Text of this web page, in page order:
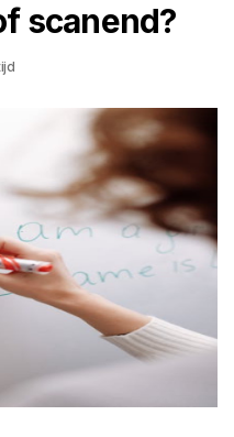
scanend?